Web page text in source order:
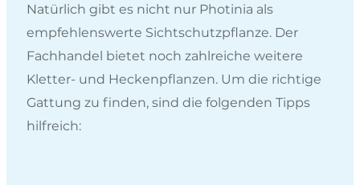
Natürlich gibt es nicht nur Photinia als
empfehlenswerte Sichtschutzpflanze. Der
Fachhandel bietet noch zahlreiche weitere
Kletter- und Heckenpflanzen. Um die richtige
Gattung zu finden, sind die folgenden Tipps
hilfreich: